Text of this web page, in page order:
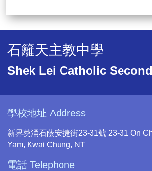
石籬天主教中學
Shek Lei Catholic
學校地址 Address
新界葵涌石蔭安捷街23-31號 23-31 On
Yam, Kwai Chung, NT
電話 Telephone